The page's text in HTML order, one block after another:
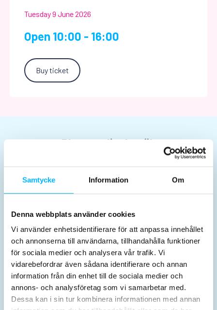
Samtycke Information Om
Denna webbplats använder cookies
Vi använder enhetsidentifierare för att anpassa innehållet
och annonserna till användarna, tillhandahålla funktioner
för sociala medier och analysera vår trafik. Vi
vidarebefordrar även sådana identifierare och annan
information från din enhet till de sociala medier och
annons- och analysföretag som vi samarbetar med.
Dessa kan i sin tur kombinera informationen med annan
Tuesday 9 June 2026
Open 10:00 - 16:00
Buy ticket
Planera ditt besök
Tickets & prices Opening hours